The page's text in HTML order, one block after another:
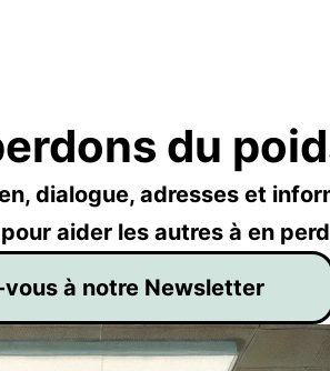
du
dialogue, adresses et
aider les autres à en
à notre Newsletter